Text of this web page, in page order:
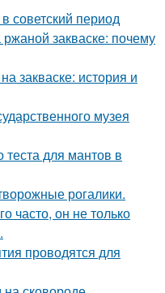
советский период
закваске: почему
закваске: история и
музея
для мантов в
рогалики.
часто, он не только
проводятся для